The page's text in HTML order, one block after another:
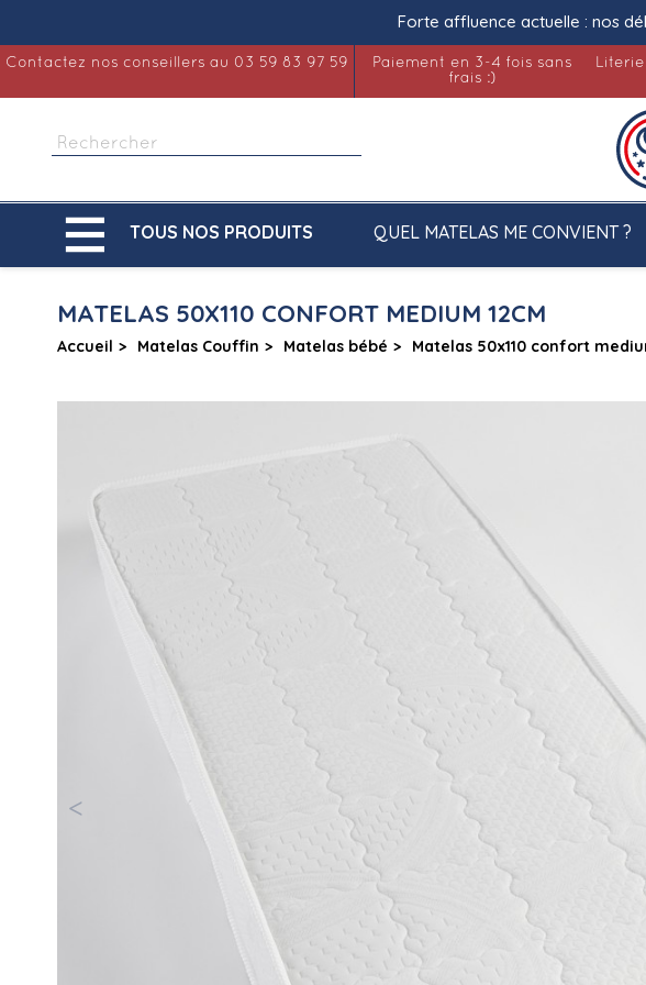
Forte affluence actuelle : nos
Contactez nos conseillers au 03 59 83 97 59
Paiement en 3-4 fois sans
frais :)
 TOUS NOS PRODUITS QUEL MATELAS ME CONVIENT ?
MATELAS 50X110 CONFORT MEDIUM 12CM
Accueil Matelas Couffin Matelas bébé Matelas 50x110 confort